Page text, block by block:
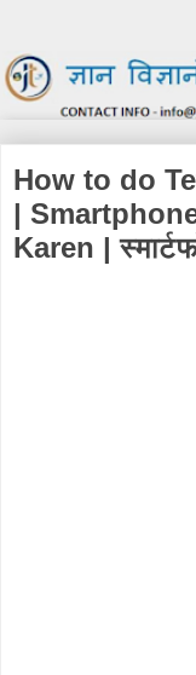
How to do
|
Karen |